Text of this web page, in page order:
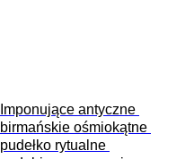
Imponujące antyczne
birmańskie ośmiokątne
pudełko rytualne